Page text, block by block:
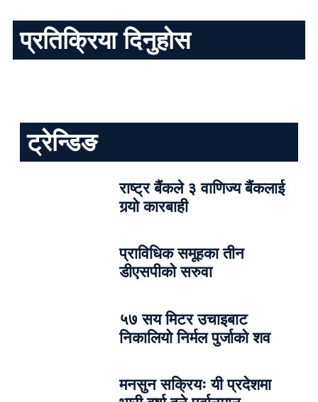
प्रतिक्रिया दिनुहोस
ट्रेन्डिङ
राष्ट्र बैंकले ३ वाणिज्य बैंकलाई
गर्‍यो कारबाही
प्राविधिक समूहका तीन
डीएसपीको सरुवा
५७ सय मिटर उचाइबाट
निकालियो निर्मल पुर्जाको शव
मनसुन सक्रियः यी प्रदेशमा